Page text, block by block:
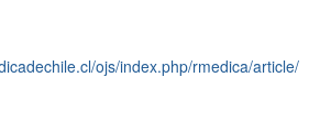
ojs/index.php/rmedica/article/